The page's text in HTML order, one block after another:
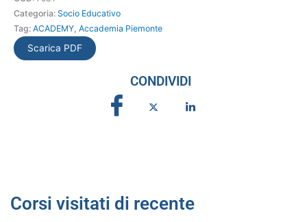
strumento
educativo
quantità
Categoria: Socio Educativo
Tag: ACADEMY, Accademia Piemonte
Scarica PDF
CONDIVIDI
Corsi visitati di recente